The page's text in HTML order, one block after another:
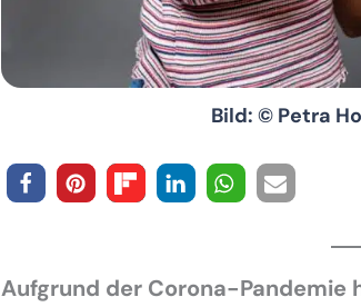
Bild: © Petra
Aufgrund der Corona-Pandemie